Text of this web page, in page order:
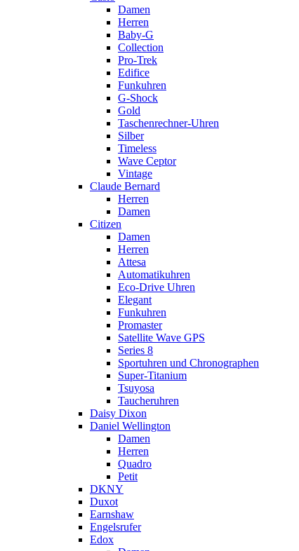
Damen
Herren
Baby-G
Collection
Pro-Trek
Edifice
Funkuhren
G-Shock
Gold
Taschenrechner-Uhren
Silber
Timeless
Wave Ceptor
Vintage
Claude Bernard
Herren
Damen
Citizen
Damen
Herren
Attesa
Automatikuhren
Eco-Drive Uhren
Elegant
Funkuhren
Promaster
Satellite Wave GPS
Series 8
Sportuhren und Chronographen
Super-Titanium
Tsuyosa
Taucheruhren
Daisy Dixon
Daniel Wellington
Damen
Herren
Quadro
Petit
DKNY
Duxot
Earnshaw
Engelsrufer
Edox